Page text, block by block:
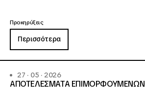
Προκηρύξεις
Περισσότερα
27 · 05 · 2026
ΑΠΟΤΕΛΕΣΜΑΤΑ